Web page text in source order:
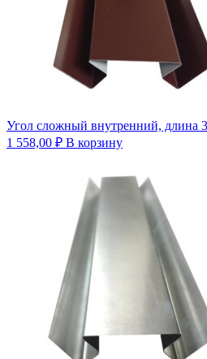
Угол сложный внутренний, длина
1 558,00 ₽ В корзину